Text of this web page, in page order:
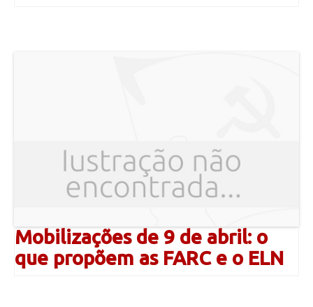
Mobilizações de 9 de abril: o
que propõem as FARC e o ELN